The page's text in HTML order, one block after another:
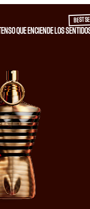
BEST
QUE ENCIENDE LOS